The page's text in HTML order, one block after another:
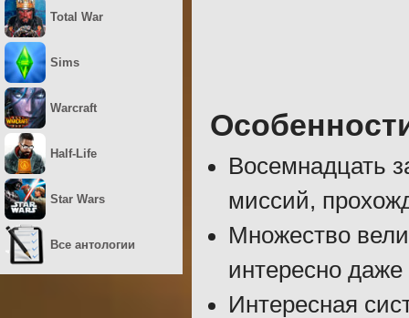
Восемнадцать
миссий,
Множество
интересно даже
Интересная
Total War
Sims
Warcraft
Half-Life
Star Wars
Все антологии